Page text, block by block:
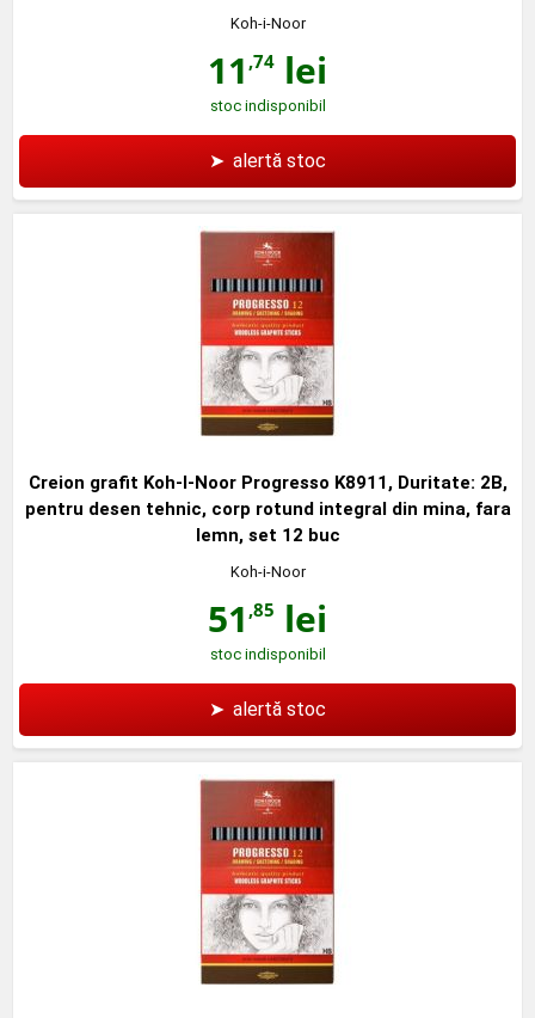
Koh-i-Noor
11 ,74 lei
stoc indisponibil
➤ alertă stoc
Creion grafit Koh-I-Noor Progresso K8911, Duritate: 2B,
pentru desen tehnic, corp rotund integral din mina, fara
lemn, set 12 buc
Koh-i-Noor
51 ,85 lei
stoc indisponibil
➤ alertă stoc